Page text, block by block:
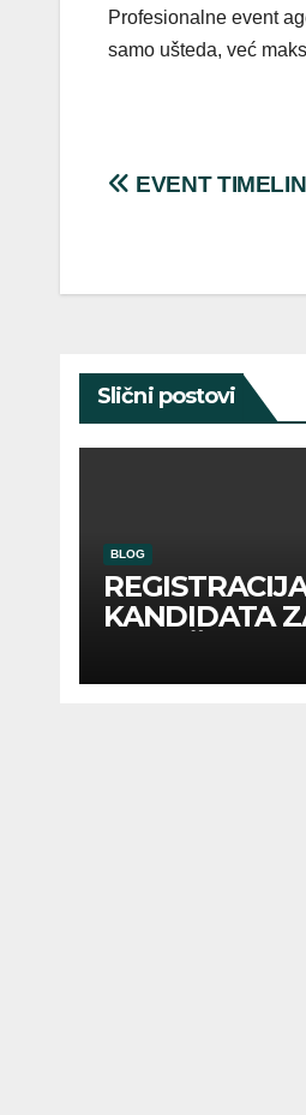
Profesionalne event
samo ušteda, već
Post
EVENT
Slični postovi
BLOG
KANDIDATA
INOSTRANIM